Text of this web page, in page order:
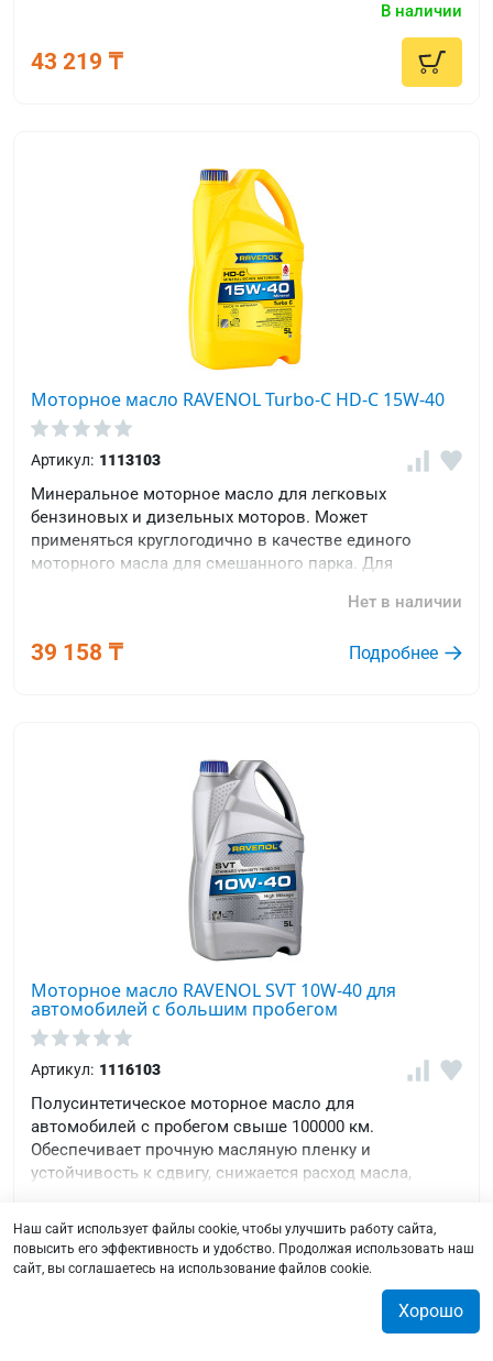
В наличии
43 219 ₸
Моторное масло RAVENOL Turbo-C HD-C 15W-40
Артикул: 1113103
Минеральное моторное масло для легковых
бензиновых и дизельных моторов. Может
применяться круглогодично в качестве единого
моторного масла для смешанного парка. Для
Нет в наличии
39 158 ₸ Подробнее
Моторное масло RAVENOL SVT 10W-40 для
автомобилей с большим пробегом
Артикул: 1116103
Полусинтетическое моторное масло для
автомобилей с пробегом свыше 100000 км.
Обеспечивает прочную масляную пленку и
устойчивость к сдвигу, снижается расход масла,
34 983 ₸
Наш сайт использует файлы cookie, чтобы улучшить работу сайта,
повысить его эффективность и удобство. Продолжая использовать наш
сайт, вы соглашаетесь на использование файлов cookie.
Хорошо